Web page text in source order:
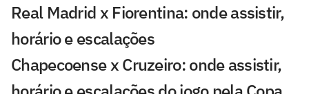
Real Madrid x Fiorentina: onde assistir,
horário e escalações
Chapecoense x Cruzeiro: onde assistir,